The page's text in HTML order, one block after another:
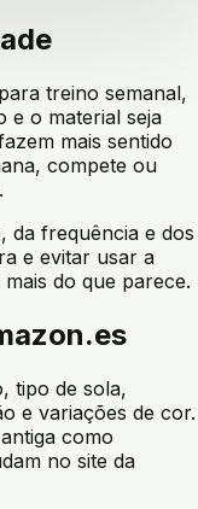
treino semanal,
e o material seja
mais sentido
compete ou
da frequência e dos
e evitar usar a
do que parece.
tipo de sola,
e variações de cor.
como
no site da